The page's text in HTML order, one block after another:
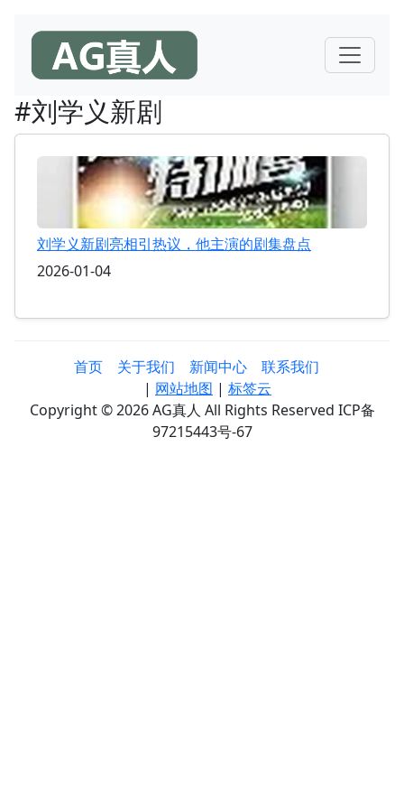
#刘学义新剧
刘学义新剧亮相引热议，他主演的剧集盘点
2026-01-04
首页 关于我们 新闻中心
联系我们
| 网站地图 | 标签云
Copyright © 2026 AG真人 All Rights Reserved ICP备
97215443号-67